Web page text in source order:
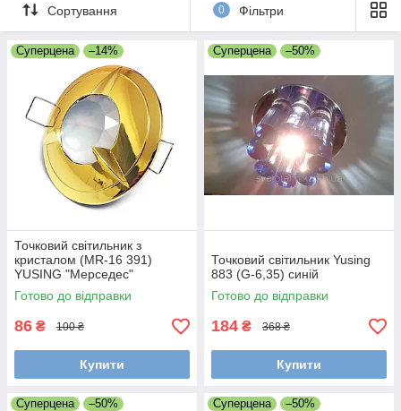
Вбудовувані світильники є прекрасним інструментів для
З їх допомогою можна декорувати будь-який інтер'єр і
розставити світлові акценти.
Вбудовувані світильники призначені для використання в
підвісних стелях.
Стельові світильники виконують функцію як загального, так і
декоративного освітлення для створення світлових малюнків
на стелі.
Сортування 0 Фільтри
Суперцена –14%
Точковий світильник з
кристалом (MR-16 391)
YUSING "Мерседес"
Готово до відправки
86 ₴ 100 ₴
Купити
Суперцена –50%
Точковий світильник Yusing
883 (G-6,35) синій
Готово до відправки
184 ₴ 368 ₴
Купити
Суперцена –50% Суперцена –50%